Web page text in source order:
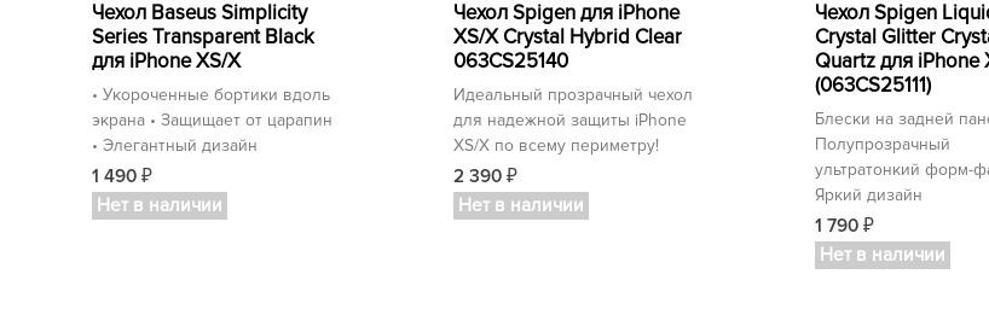
Чехол Baseus Simplicity
Series Transparent Black
для iPhone XS/X
• Укороченные бортики вдоль
экрана • Защищает от царапин
• Элегантный дизайн
1 490 ₽
Нет в наличии
Чехол Spigen для iPhone
XS/X Crystal Hybrid Clear
063CS25140
Идеальный прозрачный чехол
для надежной защиты iPhone
XS/X по всему периметру!
2 390 ₽
Нет в наличии
Чехол Spigen
Crystal Glitter
Quartz для iPhone
(063CS25111)
Блески на задней
Полупрозрачный
ультратонкий форм-
Яркий дизайн
1 790 ₽
Нет в наличии